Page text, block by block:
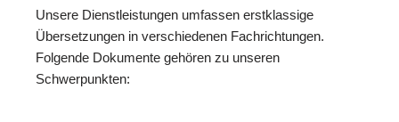
Unsere Dienstleistungen umfassen erstklassige
Übersetzungen in verschiedenen Fachrichtungen.
Folgende Dokumente gehören zu unseren
Schwerpunkten: